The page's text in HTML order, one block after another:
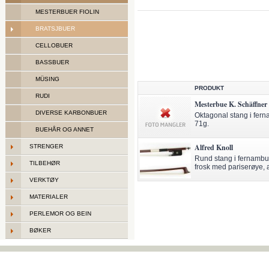
MESTERBUER FIOLIN
BRATSJBUER
CELLOBUER
BASSBUER
MÜSING
RUDI
DIVERSE KARBONBUER
BUEHÅR OG ANNET
STRENGER
TILBEHØR
VERKTØY
MATERIALER
PERLEMOR OG BEIN
BØKER
PRODUKT
Mesterbue K. Schäffner
Oktagonal stang i
71g.
Alfred Knoll
Rund stang i
frosk med pariserøye,